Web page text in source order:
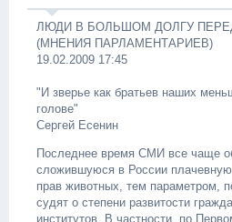
ЛЮДИ В БОЛЬШОМ ДОЛГУ
(МНЕНИЯ ПАРЛАМЕНТАРИЕВ)
19.02.2009 17:45
"И зверье как братьев наших
голове"
Сергей Есенин
Последнее время СМИ все чаще
сложившуюся в России
прав животных, тем параметром,
судят о степени развитости
институтов. В частности, по